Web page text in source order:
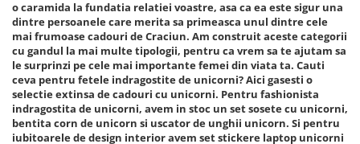
o caramida la fundatia relatiei voastre, asa ca ea este sigur una
dintre persoanele care merita sa primeasca unul dintre cele
mai frumoase cadouri de Craciun. Am construit aceste categorii
cu gandul la mai multe tipologii, pentru ca vrem sa te ajutam sa
le surprinzi pe cele mai importante femei din viata ta. Cauti
ceva pentru fetele indragostite de unicorni? Aici gasesti o
selectie extinsa de cadouri cu unicorni. Pentru fashionista
indragostita de unicorni, avem in stoc un set sosete cu unicorni,
bentita corn de unicorn si uscator de unghii unicorn. Si pentru
iubitoarele de design interior avem set stickere laptop unicorni